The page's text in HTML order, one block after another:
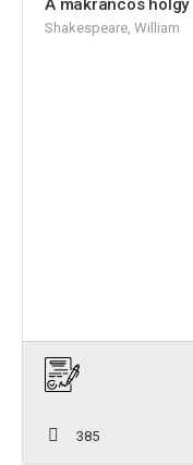
A makrancos hölgy
Shakespeare, William
385